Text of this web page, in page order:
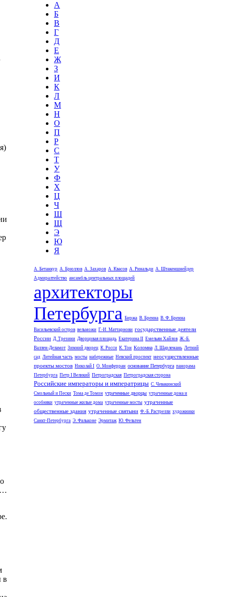
в
А
Б
В
Г
Д
Е
Ж
З
И
К
Л
М
Н
О
П
Р
С
Т
У
Ф
Х
Ц
Ч
Ш
Щ
Э
Ю
Я
А. Бетанкур А. Брюллов А. Захаров А. Квасов А. Ринальди А. Штакеншнейдер
Адмиралтейство ансамбль центральных площадей
архитекторы
Петербурга Биржа В. Бренна В. Ф. Бренна
Васильевский остров вельможи Г.-И. Маттарнови государственные деятели
России Д. Трезини Дворцовая площадь Екатерина II Емельян Хайлов Ж.-Б.
Валлен-Деламот Зимний дворец К. Росси К. Тон Коломна Л. Шарлемань Летний
сад Литейная часть мосты набережные Невский проспект неосуществленные
проекты мостов Николай I О. Монферран основание Петербурга панорама
Петербурга Петр I Великий Петроградская Петроградская сторона
Российские императоры и императрицы С. Чевакинский
Смольный и Пески Тома де Томон утраченные дворцы утраченные дома и
особняки утраченные жилые дома утраченные мосты утраченные
общественные здания утраченные святыни Ф.-Б. Растрелли художники
Санкт-Петербурга Э. Фальконе Эрмитаж Ю. Фельтен